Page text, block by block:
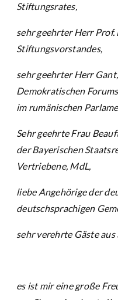
Stiftungsrates,
sehr geehrter Herr Prof.
Stiftungsvorstandes,
sehr geehrter Herr
Demokratischen
im rumänischen
Sehr geehrte Frau
der Bayerischen
Vertriebene, MdL,
liebe Angehörige der
deutschsprachigen
sehr verehrte Gäste aus
es ist mir eine große